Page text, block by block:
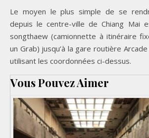
Le moyen le plus simple de se
depuis le centre-ville de Chiang Mai
songthaew (camionnette à itinéraire
un Grab) jusqu’à la gare routière
utilisant les coordonnées ci-dessus.
Vous Pouvez Aimer